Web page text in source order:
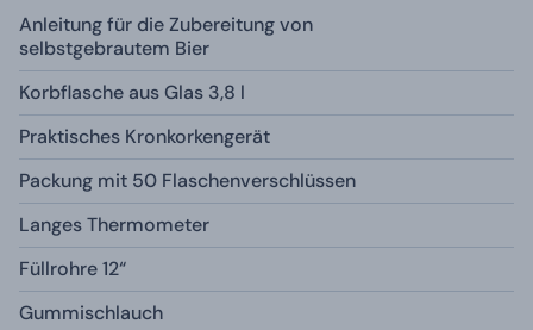
Anleitung für die Zubereitung von
selbstgebrautem Bier
Korbflasche aus Glas 3,8 l
Praktisches Kronkorkengerät
Packung mit 50 Flaschenverschlüssen
Langes Thermometer
Füllrohre 12“
Gummischlauch